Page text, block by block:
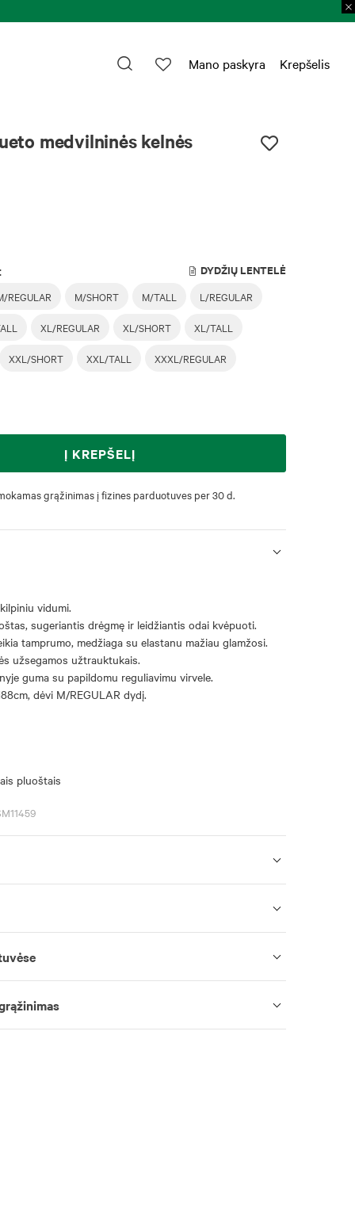
Krepšelis
Mano paskyra
medvilninės kelnės
DYDŽIŲ LENTELĖ
REGULAR M/SHORT M/TALL L/REGULAR
XL/REGULAR XL/SHORT XL/TALL
XXL/SHORT XXL/TALL XXXL/REGULAR
Į KREPŠELĮ
grąžinimas į fizines parduotuves per 30 d.
vidumi.
sugeriantis drėgmę ir leidžiantis odai kvėpuoti.
tamprumo, medžiaga su elastanu mažiau glamžosi.
užsegamos užtrauktukais.
guma su papildomu reguliavimu virvele.
dėvi M/REGULAR dydį.
pluoštais